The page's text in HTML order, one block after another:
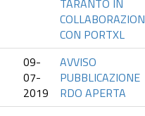
TARANTO IN
CON PORTXL
09-
07-
2019
AVVISO
PUBBLICAZIONE
RDO APERTA